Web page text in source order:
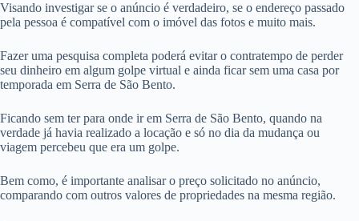
Visando investigar se o anúncio é verdadeiro, se o endereço passado
pela pessoa é compatível com o imóvel das fotos e muito mais.
Fazer uma pesquisa completa poderá evitar o contratempo de perder
seu dinheiro em algum golpe virtual e ainda ficar sem uma casa por
temporada em Serra de São Bento.
Ficando sem ter para onde ir em Serra de São Bento, quando na
verdade já havia realizado a locação e só no dia da mudança ou
viagem percebeu que era um golpe.
Bem como, é importante analisar o preço solicitado no anúncio,
comparando com outros valores de propriedades na mesma região.